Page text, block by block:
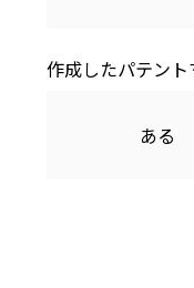
作成したパテン
ある